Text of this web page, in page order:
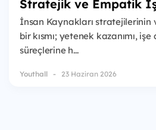
Stratejik ve Empatik
İnsan Kaynakları stratejilerinin
bir kısmı; yetenek kazanımı,
süreçlerine h...
Youthall 23 Haziran 2026